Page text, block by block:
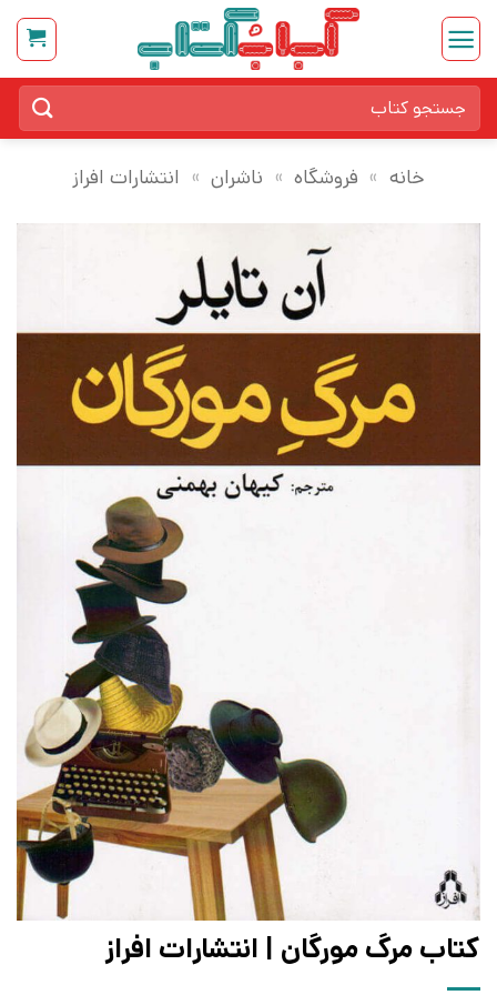
Skip
content
برای:
خانه » فروشگاه » ناشران » انتشارات افراز
کتاب مرگ مورگان | انتشارات افراز